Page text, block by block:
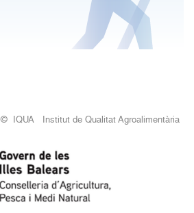
© IQUA Institut de Qualitat Agroalimentària